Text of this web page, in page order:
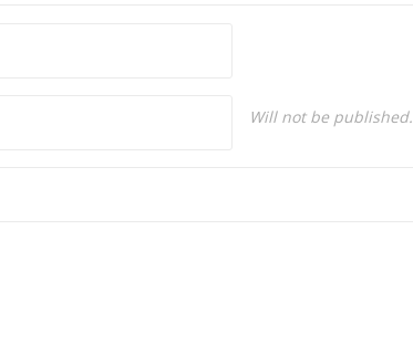
Will not be published.